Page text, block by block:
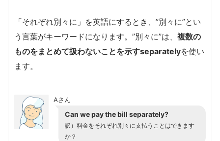
「それぞれ別々に」を英語にするとき、”別々に”とい
う言葉がキーワードになります。”別々に”は、 複数の
ものをまとめて扱わないことを示すseparatelyを使い
ます。
Aさん
Can we pay the bill separately?
訳）料金をそれぞれ別々に支払うことはできます
か？